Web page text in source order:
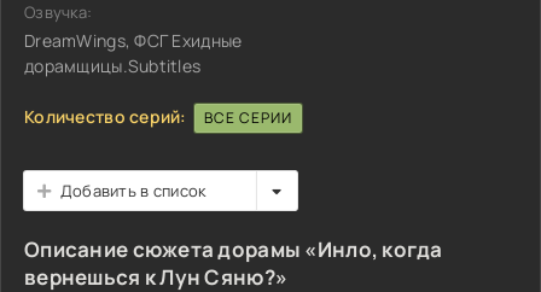
Озвучка:
DreamWings, ФСГ Ехидные
дорамщицы.Subtitles
Количество серий: ВСЕ СЕРИИ
Добавить в список
Описание сюжета дорамы «Инло, когда
вернешься к Лун Сяню?»